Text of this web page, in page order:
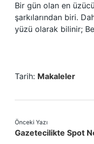
Bir gün olan en
şarkılarından biri.
yüzü olarak bilinir;
Tarih: Makaleler
Önceki Yazı
Gazetecilikte Spot